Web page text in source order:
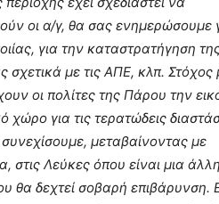
οι α/γ, θα σας ενημερώσουμε
για την καταστρατήγηση
σχετικά με τις ΑΠΕ, κλπ. Στόχος
οι πολίτες της Πάρου την
χώρο για τις τερατώδεις
μεταβαίνοντας με
στις Λεύκες όπου είναι μια άλλη
θα δεχτεί σοβαρή επιβάρυνση.